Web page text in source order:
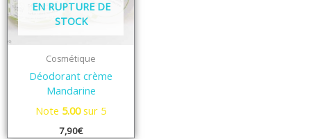
EN RUPTURE DE
STOCK
Cosmétique
Déodorant crème
Mandarine
Note 5.00sur 5
7,90€